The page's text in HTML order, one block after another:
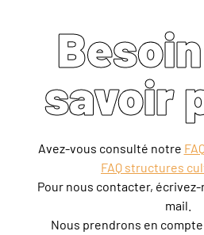
savoir
Avez-vous consulté notre
FAQ structures
Pour nous contacter,
mail.
Nous prendrons en